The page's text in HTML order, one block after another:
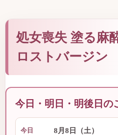
処女喪失 塗る麻
ロストバージン
今日・明日・明後日の
今日 8月8日（土）